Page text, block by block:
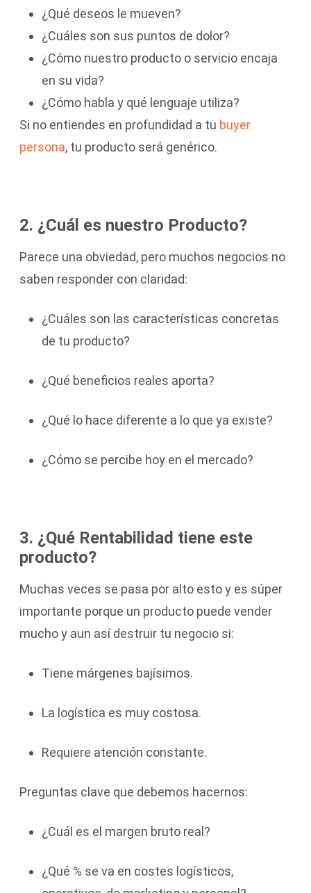
¿Qué deseos le mueven?
¿Cuáles son sus puntos de dolor?
¿Cómo nuestro producto o servicio encaja
en su vida?
¿Cómo habla y qué lenguaje utiliza?
Si no entiendes en profundidad a tu buyer
persona, tu producto será genérico.
2. ¿Cuál es nuestro Producto?
Parece una obviedad, pero muchos negocios no
saben responder con claridad:
¿Cuáles son las características concretas
de tu producto?
¿Qué beneficios reales aporta?
¿Qué lo hace diferente a lo que ya existe?
¿Cómo se percibe hoy en el mercado?
3. ¿Qué Rentabilidad tiene este
producto?
Muchas veces se pasa por alto esto y es súper
importante porque un producto puede vender
mucho y aun así destruir tu negocio si:
Tiene márgenes bajísimos.
La logística es muy costosa.
Requiere atención constante.
Preguntas clave que debemos hacernos:
¿Cuál es el margen bruto real?
¿Qué % se va en costes logísticos,